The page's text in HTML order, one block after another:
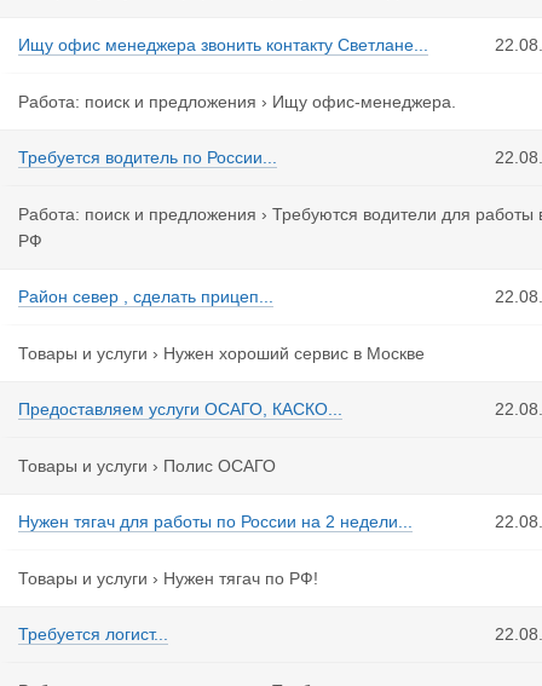
Ищу офис менеджера звонить контакту Светлане...
Работа: поиск и предложения › Ищу офис-менеджера.
Требуется водитель по России...
Работа: поиск и предложения › Требуются водители для работы
РФ
Район север , сделать прицеп...
Товары и услуги › Нужен хороший сервис в Москве
Предоставляем услуги ОСАГО, КАСКО...
Товары и услуги › Полис ОСАГО
Нужен тягач для работы по России на 2 недели...
Товары и услуги › Нужен тягач по РФ!
Требуется логист...